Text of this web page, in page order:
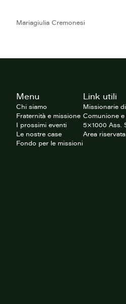
Mariagiulia Cremonesi
Menu
Chi siamo
Fraternità e missione
I prossimi eventi
Le nostre case
Fondo per le missioni
Link utili
Missionarie
Comunione
5×1000 Ass.
Area riservata